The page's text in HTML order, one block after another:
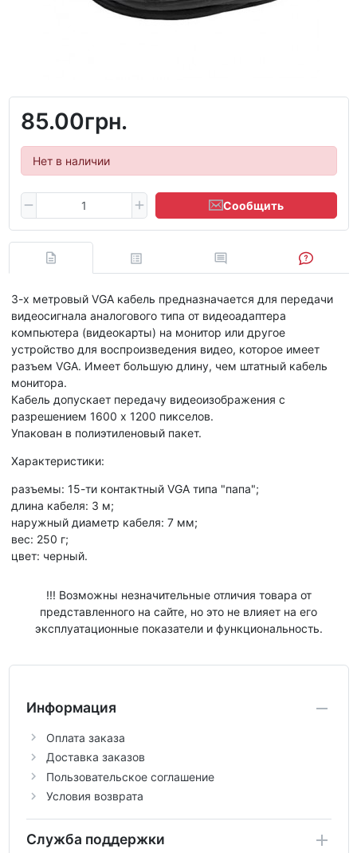
85.00грн.
Нет в наличии
Сообщить
3-х метровый VGA кабель предназначается для передачи
видеосигнала аналогового типа от видеоадаптера
компьютера (видеокарты) на монитор или другое
устройство для воспроизведения видео, которое имеет
разъем VGA. Имеет большую длину, чем штатный кабель
монитора.
Кабель допускает передачу видеоизображения с
разрешением 1600 х 1200 пикселов.
Упакован в полиэтиленовый пакет.
Характеристики:
разъемы: 15-ти контактный VGA типа "папа";
длина кабеля: 3 м;
наружный диаметр кабеля: 7 мм;
вес: 250 г;
цвет: черный.
!!! Возможны незначительные отличия товара от
представленного на сайте, но это не влияет на его
эксплуатационные показатели и функциональность.
Информация
Оплата заказа
Доставка заказов
Пользовательское соглашение
Условия возврата
Служба поддержки